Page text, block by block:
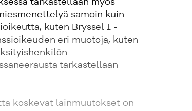
tarkastellaan myös
samoin kuin
kuten Bryssel I -
eri muotoja, kuten
tarkastellaan
koskevat lainmuutokset on